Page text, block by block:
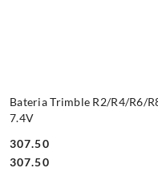
Bateria Trimble R2/R4/R6/
7.4V
Cena:
307.50
Cena:
307.50